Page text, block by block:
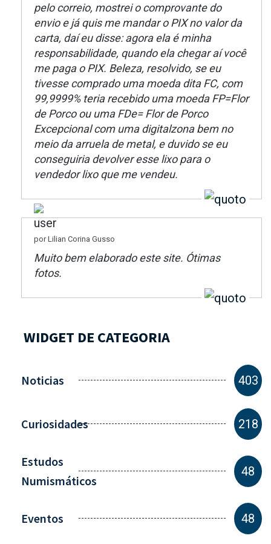
pelo correio, mostrei o comprovante do
envio e já quis me mandar o PIX no valor da
carta, daí eu disse: agora ela é minha
responsabilidade, quando ela chegar aí você
me paga o PIX. Beleza, resolvido, se eu
tivesse comprado uma moeda dita FC, com
99,9999% teria recebido uma moeda FP=Flor
de Porco ou uma FDe= Flor de Porco
Excepcional com uma digitalzona bem no
meio da arruela de metal, e duvido se eu
conseguiria devolver esse lixo para o
vendedor lixo que me vendeu.
por Lilian Corina Gusso
Muito bem elaborado este site. Ótimas
fotos.
WIDGET DE CATEGORIA
Noticias 403
Curiosidades 218
Estudos
Numismáticos
48
Eventos 48